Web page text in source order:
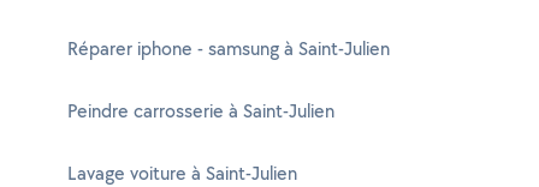
Réparer iphone - samsung à Saint-Julien
Peindre carrosserie à Saint-Julien
Lavage voiture à Saint-Julien